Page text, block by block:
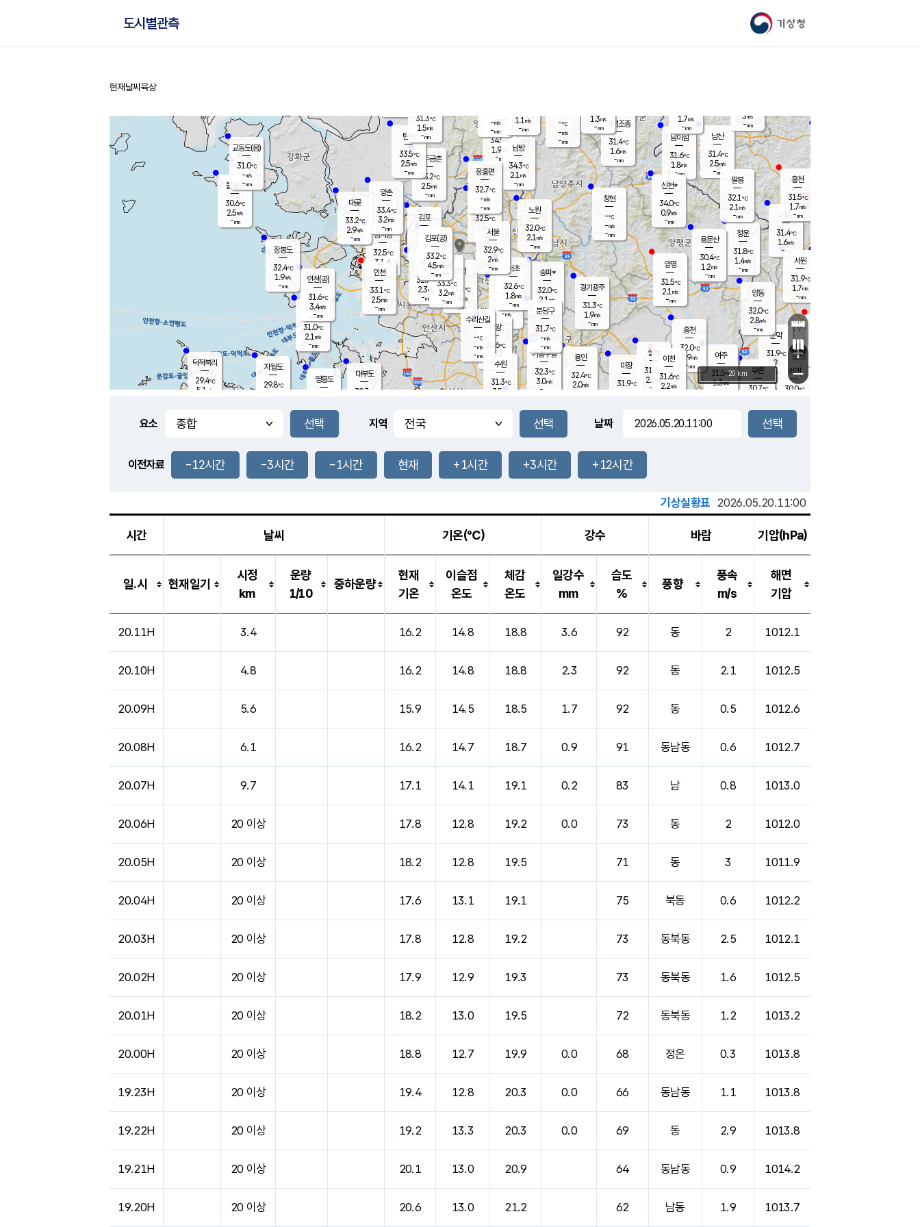
기상청
도시별관측
홈
현재날씨 육상
풍도
3.0m/s
문막
31.9℃
1.9m/s
mm
남이섬
31.6℃
1.8m/s
-mm
무의도
31.0℃
2.1 m/s
-mm
영흥도
볼음도
30.6℃
2.5m/s
-mm
자월도
29.8℃
양주
34.9℃
1.9
-mm
부론
30.7℃
과천
- ℃
-m/s
- mm
남산
31.4℃
2.5m/s
-mm
장봉도
32.4℃
1.9m/s
-mm
-mm
청운
31.8℃
1.4m/s
-mm
팔봉
32.1℃
2.1 m/s
-mm
-mm
용인
32.4℃
2.0m/s
여주
31.5℃
1.3m/s
양동
32.0℃
2.8m/s
-mm
경기광주
31.3℃
1.9m/s
-mm
장호원
1.7m/s
-mm
30.3
℃
대부도
30.7
-
경서동
32.5℃
3.1 m/s
-mm
파주금촌
33.2℃
2.5m/s
-mm
가평조종
31.4℃
1.6m/s
-mm
-℃
-m/s
-mm
대곶
33.2℃
2.9m/s
-mm
신천*
34.0℃
0.9m/s
-mm
창현
-℃
-m/s
-mm
탄현
33.5℃
2.5m/s
-mm
1.3m/s
-mm
31.6℃
2.0m/s
-mm
흥천
32.0℃
0.9m/s
-mm
마장
31.9℃
의왕
30.6℃
1.2m/s
mm
김포
- ℃
-m/s
mm
설봉
31.6
2.6 m/s
- mm
광명
32.7 ℃
2.4 m/s
-mm
부천
32.7℃
2.3m/s
-mm
-mm
양촌
33.4℃
3.2m/s
-mm
구로
33.3℃
3.2m/s
-mm
은평
32.5℃
2.6 m/s
- mm
노원
32.0℃
2.1 m/s
-mm
송파*
32.0℃
2.1 m/s
-mm
서초
32.6℃
1.8m/s
-mm
남방
34.3℃
2.1 m/s
-mm
기흥구갈
32.3℃
3.0m/s
-
수리산길
-℃
-m/s
-mm
분당구
31.7℃
-m/s
-mm
장흥면
32.7℃
-m/s
-mm
-m/s
-mm
시동
31.4℃
1.6m/s
- mm
귀래
30.0℃
서원
31.9℃
1.7m/s
-mm
용문산
30.4℃
1.2m/s
-mm
덕적북리
29.4℃
5.1 m/s
인천(공)
31.6℃
3.4m/s
-mm
김포(공)
33.2℃
4.5m/s
-mm
교동도(음)
31.0℃
-m/s
-mm
홍천
31.5℃
1.7m/s
-mm
이천
31.6℃
2.2m/s
양평
31.5℃
2.1 m/s
-mm
수원
31.3℃
3.5 m/s
인천
33.1℃
2.5m/s
-mm
서울
32.9℃
2m/s
-mm
3m/s
-mm
31.3℃
1.5m/s
-mm
1.1 m/s
-mm
+
−
20 km
요소 지역 날짜
이전자료 -12시간 -3시간 -1시간 현재 +1시간 +3시간 +12시간
기상실황표 2026.05.20.11:00
시간 날씨 기온(℃) 강수 바람 기압(hPa)
일.시 현재일기
시정
km
운량
1/10
중하운량
현재
기온
이슬점
온도
체감
온도
일강수
mm
습도
%
풍향
풍속
m/s
해면
기압
20.11H 3.4 16.2 14.8 18.8 3.6 92 동 2 1012.1
20.10H 4.8 16.2 14.8 18.8 2.3 92 동 2.1 1012.5
20.09H 5.6 15.9 14.5 18.5 1.7 92 동 0.5 1012.6
20.08H 6.1 16.2 14.7 18.7 0.9 91 동남동 0.6 1012.7
20.07H 9.7 17.1 14.1 19.1 0.2 83 남 0.8 1013.0
20.06H 20 이상 17.8 12.8 19.2 0.0 73 동 2 1012.0
20.05H 20 이상 18.2 12.8 19.5 71 동 3 1011.9
20.04H 20 이상 17.6 13.1 19.1 75 북동 0.6 1012.2
20.03H 20 이상 17.8 12.8 19.2 73 동북동 2.5 1012.1
20.02H 20 이상 17.9 12.9 19.3 73 동북동 1.6 1012.5
20.01H 20 이상 18.2 13.0 19.5 72 동북동 1.2 1013.2
20.00H 20 이상 18.8 12.7 19.9 0.0 68 정온 0.3 1013.8
19.23H 20 이상 19.4 12.8 20.3 0.0 66 동남동 1.1 1013.8
19.22H 20 이상 19.2 13.3 20.3 0.0 69 동 2.9 1013.8
19.21H 20 이상 20.1 13.0 20.9 64 동남동 0.9 1014.2
19.20H 20 이상 20.6 13.0 21.2 62 남동 1.9 1013.7